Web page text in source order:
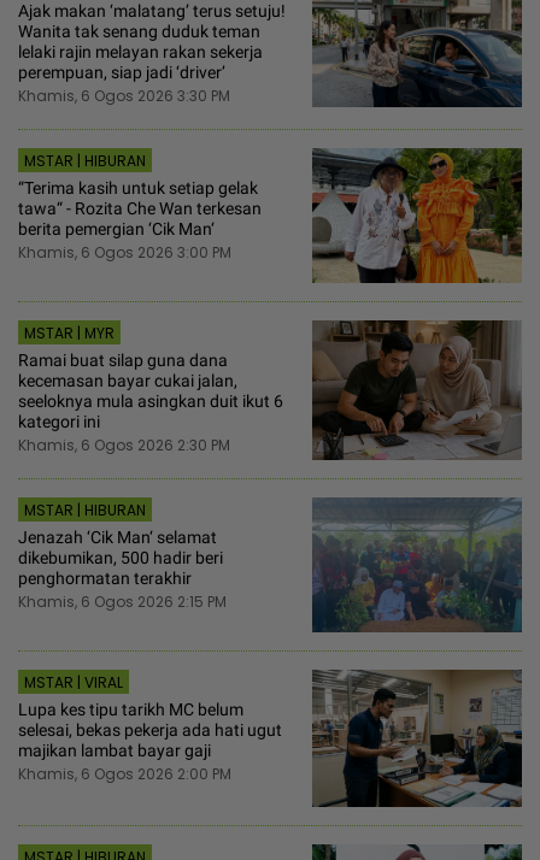
Ajak makan ‘malatang’ terus setuju!
Wanita tak senang duduk teman
lelaki rajin melayan rakan sekerja
perempuan, siap jadi ‘driver’
Khamis, 6 Ogos 2026 3:30 PM
MSTAR | HIBURAN
“Terima kasih untuk setiap gelak
tawa“ - Rozita Che Wan terkesan
berita pemergian ‘Cik Man‘
Khamis, 6 Ogos 2026 3:00 PM
MSTAR | MYR
Ramai buat silap guna dana
kecemasan bayar cukai jalan,
seeloknya mula asingkan duit ikut 6
kategori ini
Khamis, 6 Ogos 2026 2:30 PM
MSTAR | HIBURAN
Jenazah ‘Cik Man‘ selamat
dikebumikan, 500 hadir beri
penghormatan terakhir
Khamis, 6 Ogos 2026 2:15 PM
MSTAR | VIRAL
Lupa kes tipu tarikh MC belum
selesai, bekas pekerja ada hati ugut
majikan lambat bayar gaji
Khamis, 6 Ogos 2026 2:00 PM